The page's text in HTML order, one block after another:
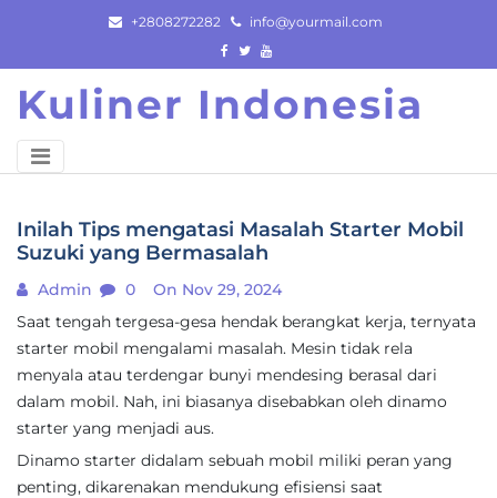
content
+2808272282 info@yourmail.com
Kuliner Indonesia
Inilah Tips mengatasi Masalah Starter Mobil
Suzuki yang Bermasalah
Admin 0
On Nov 29, 2024
Saat tengah tergesa-gesa hendak berangkat kerja, ternyata
starter mobil mengalami masalah. Mesin tidak rela
menyala atau terdengar bunyi mendesing berasal dari
dalam mobil. Nah, ini biasanya disebabkan oleh dinamo
starter yang menjadi aus.
Dinamo starter didalam sebuah mobil miliki peran yang
penting, dikarenakan mendukung efisiensi saat